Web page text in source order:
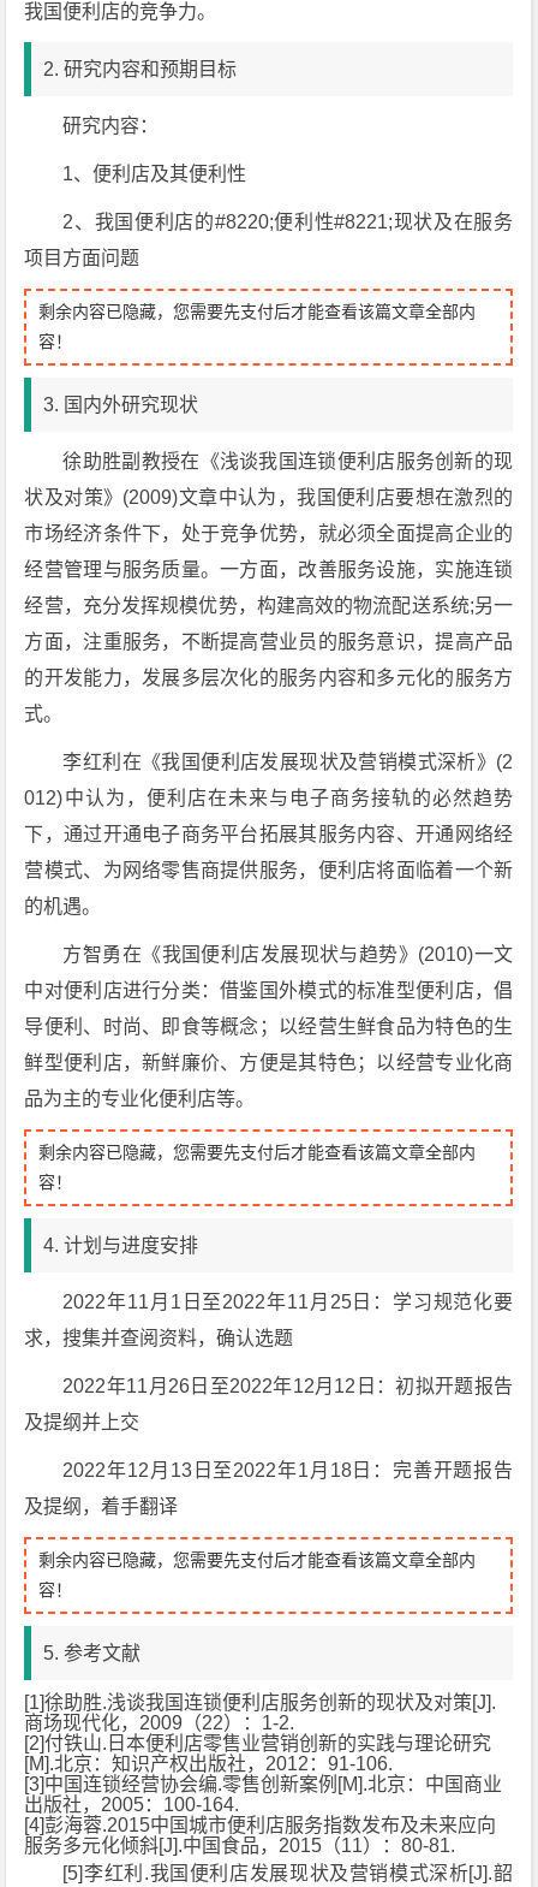
我国便利店的竞争力。
2. 研究内容和预期目标
研究内容：
1、便利店及其便利性
2、我国便利店的#8220;便利性#8221;现状及在服务
项目方面问题
剩余内容已隐藏，您需要先支付后才能查看该篇文章全部内
容！
3. 国内外研究现状
徐助胜副教授在《浅谈我国连锁便利店服务创新的现
状及对策》(2009)文章中认为，我国便利店要想在激烈的
市场经济条件下，处于竞争优势，就必须全面提高企业的
经营管理与服务质量。一方面，改善服务设施，实施连锁
经营，充分发挥规模优势，构建高效的物流配送系统;另一
方面，注重服务，不断提高营业员的服务意识，提高产品
的开发能力，发展多层次化的服务内容和多元化的服务方
式。
李红利在《我国便利店发展现状及营销模式深析》(2
012)中认为，便利店在未来与电子商务接轨的必然趋势
下，通过开通电子商务平台拓展其服务内容、开通网络经
营模式、为网络零售商提供服务，便利店将面临着一个新
的机遇。
方智勇在《我国便利店发展现状与趋势》(2010)一文
中对便利店进行分类：借鉴国外模式的标准型便利店，倡
导便利、时尚、即食等概念；以经营生鲜食品为特色的生
鲜型便利店，新鲜廉价、方便是其特色；以经营专业化商
品为主的专业化便利店等。
剩余内容已隐藏，您需要先支付后才能查看该篇文章全部内
容！
4. 计划与进度安排
2022年11月1日至2022年11月25日：学习规范化要
求，搜集并查阅资料，确认选题
2022年11月26日至2022年12月12日：初拟开题报告
及提纲并上交
2022年12月13日至2022年1月18日：完善开题报告
及提纲，着手翻译
剩余内容已隐藏，您需要先支付后才能查看该篇文章全部内
容！
5. 参考文献
[1]徐助胜.浅谈我国连锁便利店服务创新的现状及对策[J].
商场现代化，2009（22）：1-2.
[2]付铁山.日本便利店零售业营销创新的实践与理论研究
[M].北京：知识产权出版社，2012：91-106.
[3]中国连锁经营协会编.零售创新案例[M].北京：中国商业
出版社，2005：100-164.
[4]彭海蓉.2015中国城市便利店服务指数发布及未来应向
服务多元化倾斜[J].中国食品，2015（11）：80-81.
[5]李红利.我国便利店发展现状及营销模式深析[J].韶